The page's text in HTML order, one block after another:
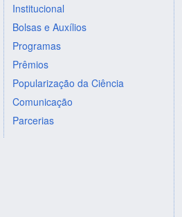
Institucional
Bolsas e Auxílios
Programas
Prêmios
Popularização da Ciência
Comunicação
Parcerias